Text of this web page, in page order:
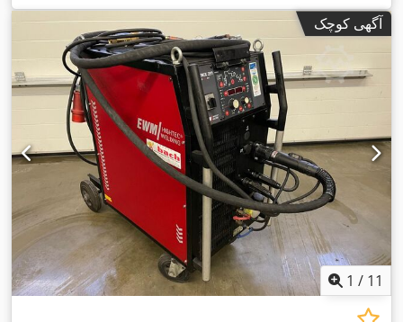
آگهی کوچک
1 / 11